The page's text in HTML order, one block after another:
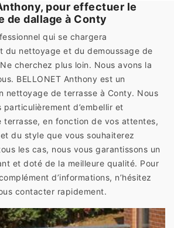
pour effectuer le
de dallage à Conty
qui se chargera
du nettoyage et du demoussage de
cherchez plus loin. Nous avons la
BELLONET Anthony est un
nettoyage de terrasse à Conty. Nous
particulièrement d’embellir et
terrasse, en fonction de vos attentes,
du style que vous souhaiterez
les cas, nous vous garantissons un
et doté de la meilleure qualité. Pour
d’informations, n’hésitez
contacter rapidement.